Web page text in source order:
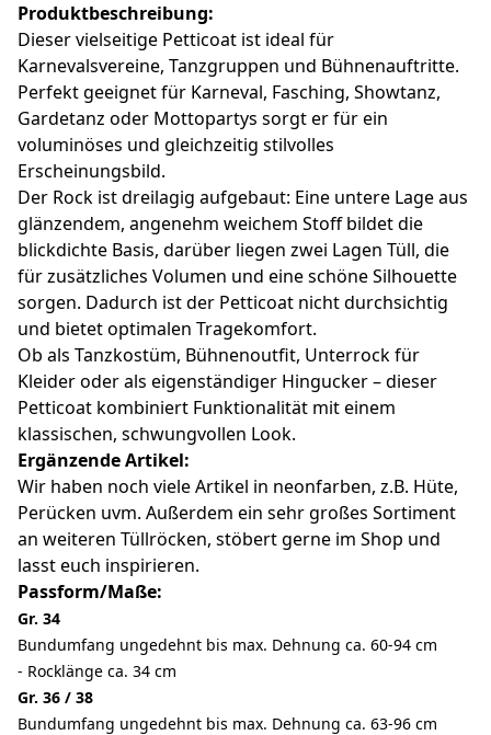
Produktbeschreibung:
Dieser vielseitige Petticoat ist ideal für
Karnevalsvereine, Tanzgruppen und Bühnenauftritte.
Perfekt geeignet für Karneval, Fasching, Showtanz,
Gardetanz oder Mottopartys sorgt er für ein
voluminöses und gleichzeitig stilvolles
Erscheinungsbild.
Der Rock ist dreilagig aufgebaut: Eine untere Lage aus
glänzendem, angenehm weichem Stoff bildet die
blickdichte Basis, darüber liegen zwei Lagen Tüll, die
für zusätzliches Volumen und eine schöne Silhouette
sorgen. Dadurch ist der Petticoat nicht durchsichtig
und bietet optimalen Tragekomfort.
Ob als Tanzkostüm, Bühnenoutfit, Unterrock für
Kleider oder als eigenständiger Hingucker – dieser
Petticoat kombiniert Funktionalität mit einem
klassischen, schwungvollen Look.
Ergänzende Artikel:
Wir haben noch viele Artikel in neonfarben, z.B. Hüte,
Perücken uvm. Außerdem ein sehr großes Sortiment
an weiteren Tüllröcken, stöbert gerne im Shop und
lasst euch inspirieren.
Passform/Maße:
Gr. 34
Bundumfang ungedehnt bis max. Dehnung ca. 60-94 cm
- Rocklänge ca. 34 cm
Gr. 36 / 38
Bundumfang ungedehnt bis max. Dehnung ca. 63-96 cm